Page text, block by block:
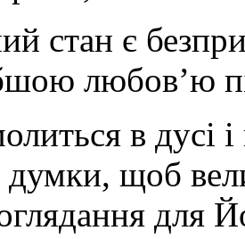
стан є
любов’ю
в дусі
думки, щоб
для